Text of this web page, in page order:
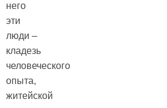
него
эти
люди –
кладезь
человеческого
опыта,
житейской